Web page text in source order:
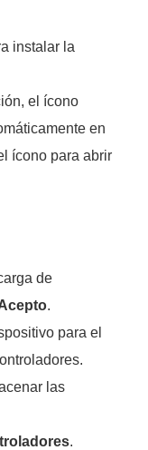
instalar la
el ícono
en
ícono para abrir
de
.
para el
las
.